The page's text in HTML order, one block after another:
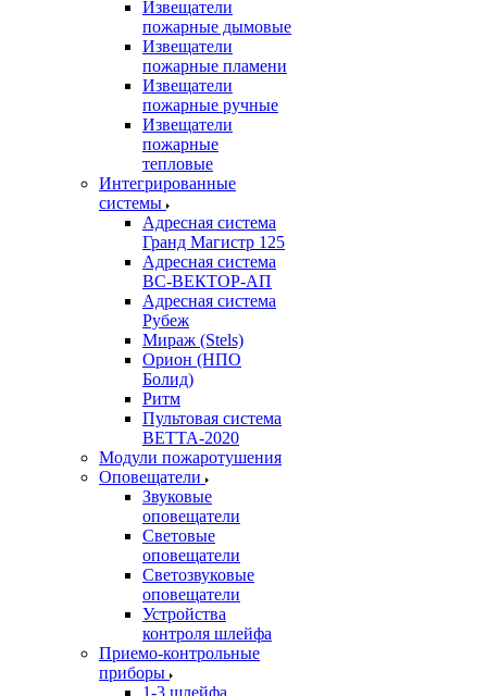
Извещатели
пожарные дымовые
Извещатели
пожарные пламени
Извещатели
пожарные ручные
Извещатели
пожарные
тепловые
Интегрированные
системы
Адресная система
Гранд Магистр 125
Адресная система
ВС-ВЕКТОР-АП
Адресная система
Рубеж
Мираж (Stels)
Орион (НПО
Болид)
Ритм
Пультовая система
ВЕТТА-2020
Модули пожаротушения
Оповещатели
Звуковые
оповещатели
Световые
оповещатели
Светозвуковые
оповещатели
Устройства
контроля шлейфа
Приемо-контрольные
приборы
1-3 шлейфа